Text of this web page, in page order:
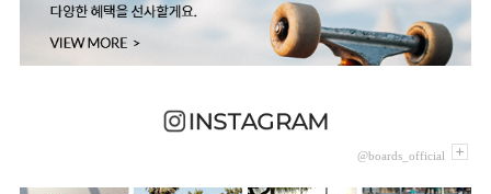
@boards_official